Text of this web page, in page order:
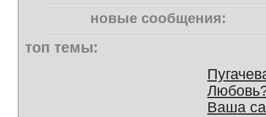
новые сообщения:
топ темы:
Ваша